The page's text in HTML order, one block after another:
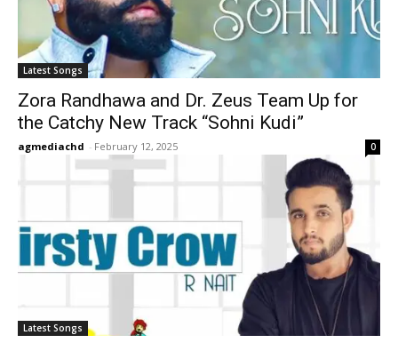
Latest Songs
Zora Randhawa and Dr. Zeus Team Up for
the Catchy New Track “Sohni Kudi”
agmediachd - February 12, 2025 0
Latest Songs